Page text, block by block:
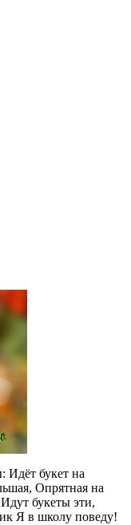
Идёт букет на
Опрятная на
букеты эти,
Я в школу поведу!